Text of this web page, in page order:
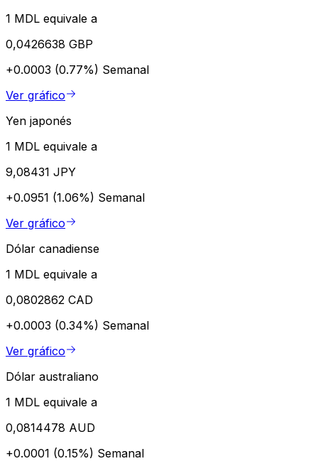
1 MDL equivale a
0,0426638 GBP
+0.0003 (0.77%) Semanal
Ver gráfico
Yen japonés
1 MDL equivale a
9,08431 JPY
+0.0951 (1.06%) Semanal
Ver gráfico
Dólar canadiense
1 MDL equivale a
0,0802862 CAD
+0.0003 (0.34%) Semanal
Ver gráfico
Dólar australiano
1 MDL equivale a
0,0814478 AUD
+0.0001 (0.15%) Semanal